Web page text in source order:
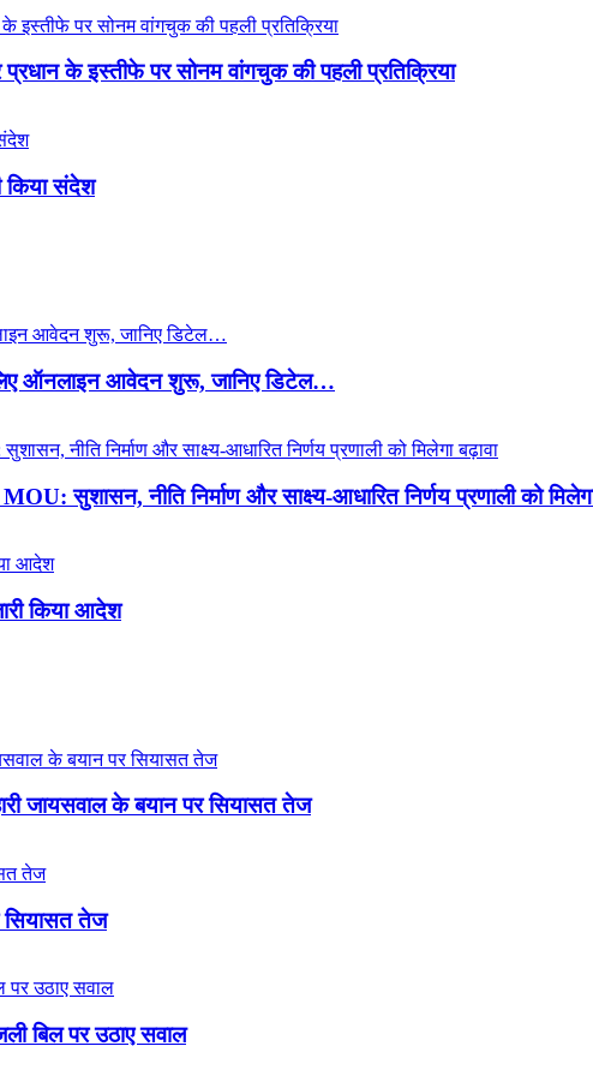
प्रधान के इस्तीफे पर सोनम वांगचुक की पहली प्रतिक्रिया
किया संदेश
ऑनलाइन आवेदन शुरू, जानिए डिटेल…
सुशासन, नीति निर्माण और साक्ष्य-आधारित निर्णय प्रणाली को मिलेगा
किया आदेश
जायसवाल के बयान पर सियासत तेज
सियासत तेज
बिल पर उठाए सवाल